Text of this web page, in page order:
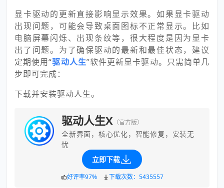
显卡驱动的更新直接影响显示效果。如果显卡驱动
出现问题，可能会导致桌面图标不正常显示。比如
电脑屏幕闪烁、出现条纹等，很大程度是因为显卡
出了问题。为了确保驱动的最新和最佳状态，建议
定期使用“驱动人生”软件更新显卡驱动。只需简单几
步即可完成：
下载并安装驱动人生。
驱动人生X （官方版）
全新界面，核心优化，智能修复，安装无
忧
立即下载
好评率97% 下载次数：5435557